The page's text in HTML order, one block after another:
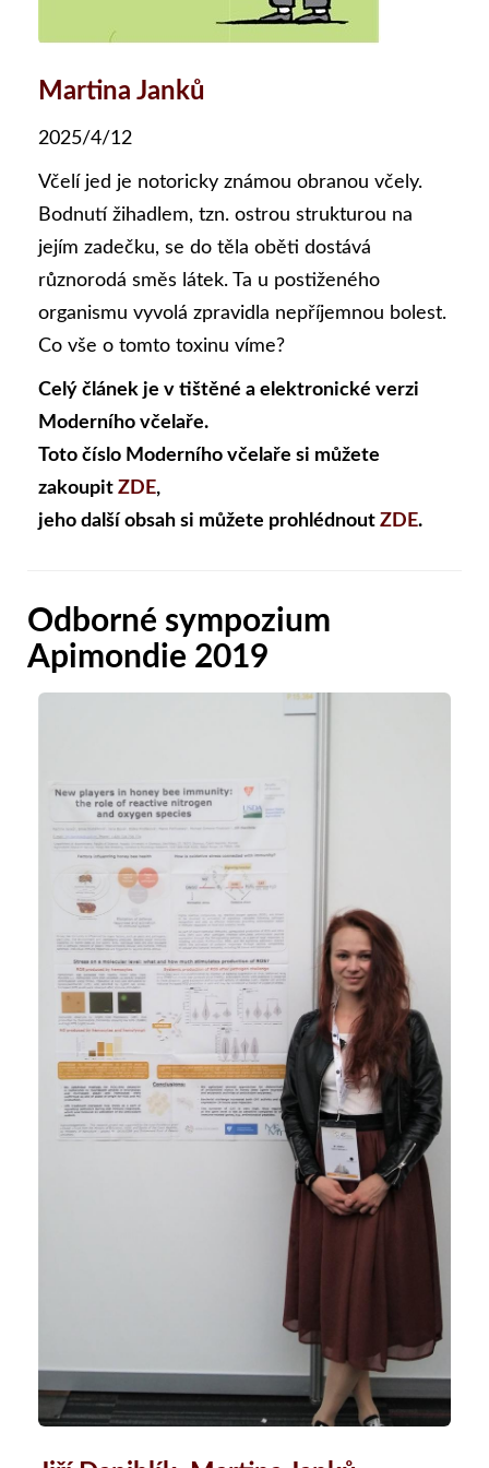
Martina Janků
2025/4/12
Včelí jed je notoricky známou obranou včely.
Bodnutí žihadlem, tzn. ostrou strukturou na
jejím zadečku, se do těla oběti dostává
různorodá směs látek. Ta u postiženého
organismu vyvolá zpravidla nepříjemnou bolest.
Co vše o tomto toxinu víme?
Celý článek je v tištěné a elektronické verzi
Moderního včelaře.
Toto číslo Moderního včelaře si můžete
zakoupit ZDE,
jeho další obsah si můžete prohlédnout ZDE.
Odborné sympozium
Apimondie 2019